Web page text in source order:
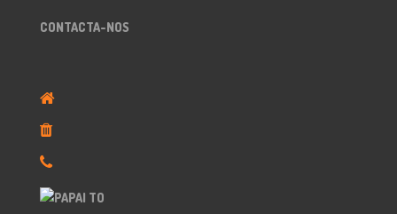
CONTACTA-NOS